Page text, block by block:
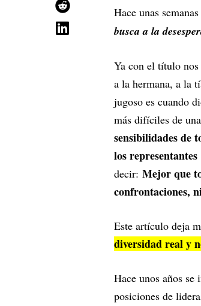
Hace unas
busca a la
Ya con el título nos
a la hermana, a la
jugoso es cuando
más difíciles de
sensibilidades de
los representantes
decir: Mejor que
confrontaciones,
Este artículo deja
diversidad real y
Hace unos años se
posiciones de